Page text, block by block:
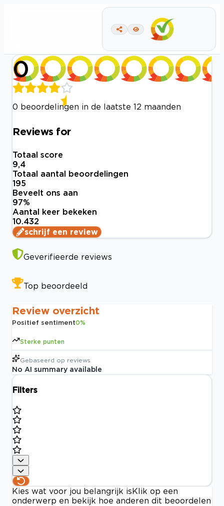
0
0 beoordelingen in de laatste 12 maanden
Reviews for
Totaal score
9,4
Totaal aantal beoordelingen
195
Beveelt ons aan
97%
Aantal keer bekeken
10.432
schrijf een review
Geverifieerde reviews
Top beoordeeld
Review overzicht
Positief sentiment0%
Sterke punten
Gebaseerd op reviews
No AI summary available
Filters
Kies wat voor jou belangrijk is Klik op een
onderwerp en bekijk hoe anderen dit beoordelen